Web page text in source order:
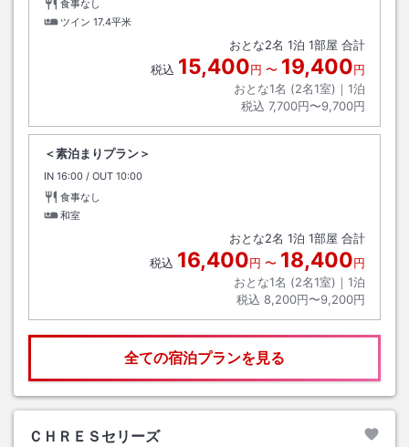
食事なし
ツイン 17.4平米
おとな2名 1泊 1部屋 合計
税込 15,400円 〜 19,400円
おとな1名 (2名1室)｜ 1泊
税込 7,700円〜9,700円
＜素泊まりプラン＞
IN チェックイン
16:00 / OUT チェックアウト
10:00
食事なし
和室
おとな2名 1泊 1部屋 合計
税込 16,400円 〜 18,400円
おとな1名 (2名1室)｜ 1泊
税込 8,200円〜9,200円
全ての宿泊プランを見る
ＣＨＲＥＳセリーズ